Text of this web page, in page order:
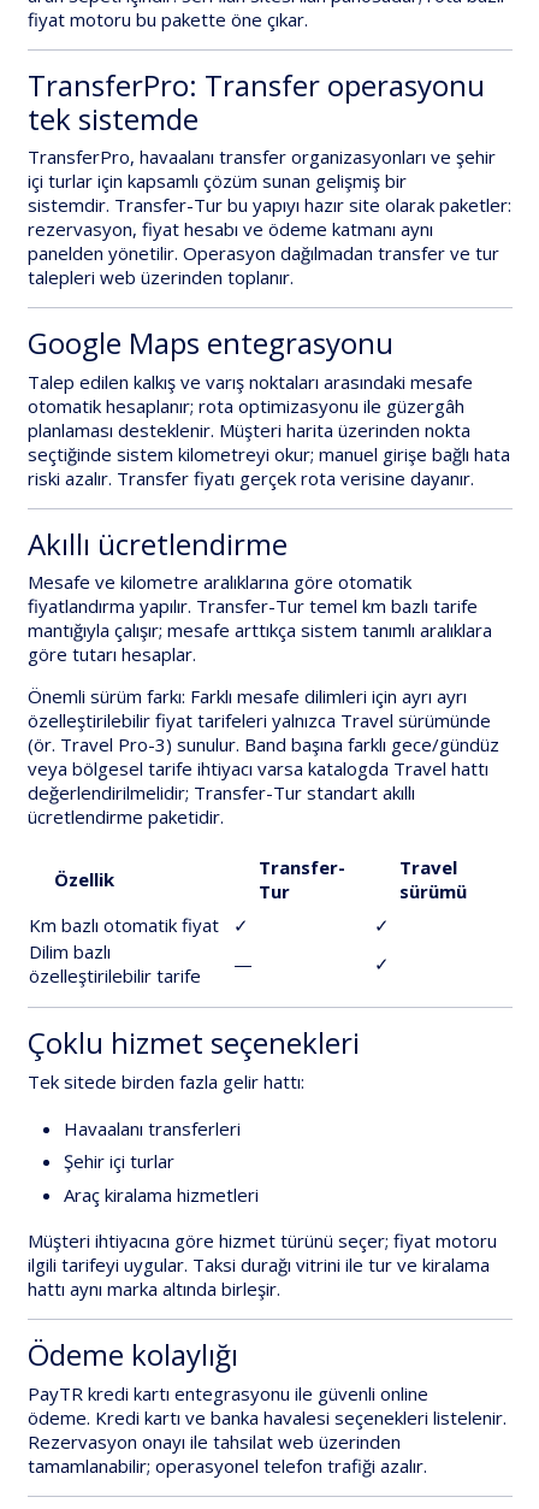
fiyat motoru bu pakette öne çıkar.
TransferPro: Transfer operasyonu
tek sistemde
TransferPro, havaalanı transfer organizasyonları ve şehir
içi turlar için kapsamlı çözüm sunan gelişmiş bir
sistemdir. Transfer-Turbu yapıyı hazır site olarak paketler:
rezervasyon, fiyat hesabı ve ödeme katmanı aynı
panelden yönetilir. Operasyon dağılmadan transfer ve tur
talepleri web üzerinden toplanır.
Google Maps entegrasyonu
Talep edilen kalkış ve varış noktaları arasındaki mesafe
otomatik hesaplanır; rota optimizasyonu ile güzergâh
planlaması desteklenir. Müşteri harita üzerinden nokta
seçtiğinde sistem kilometreyi okur; manuel girişe bağlı hata
riski azalır. Transfer fiyatı gerçek rota verisine dayanır.
Akıllı ücretlendirme
Mesafe ve kilometre aralıklarına göre otomatik
fiyatlandırma yapılır. Transfer-Turtemel km bazlı tarife
mantığıyla çalışır; mesafe arttıkça sistem tanımlı aralıklara
göre tutarı hesaplar.
Önemli sürüm farkı: Farklı mesafe dilimleri için ayrı ayrı
özelleştirilebilir fiyat tarifeleri yalnızca Travel sürümünde
(ör. Travel Pro-3) sunulur. Band başına farklı gece/gündüz
veya bölgesel tarife ihtiyacı varsa katalogda Travel hattı
değerlendirilmelidir; Transfer-Turstandart akıllı
ücretlendirme paketidir.
Özellik
Transfer-
Tur
Travel
sürümü
Km bazlı otomatik fiyat
✓
✓
Dilim bazlı
özelleştirilebilir tarife
— ✓
Çoklu hizmet seçenekleri
Tek sitede birden fazla gelir hattı:
Havaalanı transferleri
Şehir içi turlar
Araç kiralama hizmetleri
Müşteri ihtiyacına göre hizmet türünü seçer; fiyat motoru
ilgili tarifeyi uygular. Taksi durağı vitrini ile tur ve kiralama
hattı aynı marka altında birleşir.
Ödeme kolaylığı
PayTR kredi kartı entegrasyonu ile güvenli online
ödeme. Kredi kartı ve banka havalesi seçenekleri listelenir.
Rezervasyon onayı ile tahsilat web üzerinden
tamamlanabilir; operasyonel telefon trafiği azalır.